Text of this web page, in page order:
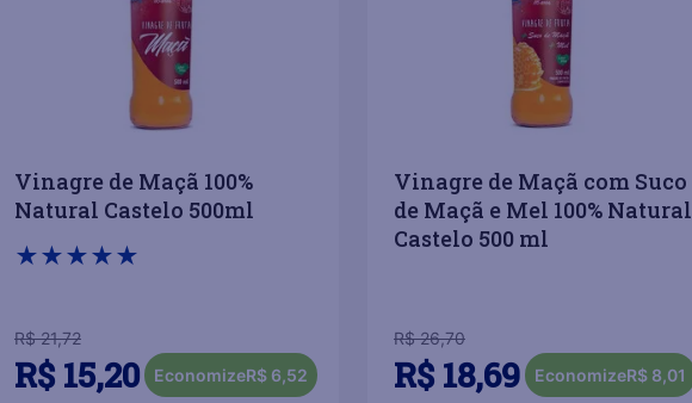
Vinagre de Maçã 100%
Natural Castelo 500ml
★★★★★
R$ 21,72
R$ 15,20 EconomizeR$ 6,52
Vinagre de Maçã com Suco
de Maçã e Mel 100% Natural
Castelo 500 ml
R$ 26,70
R$ 18,69 EconomizeR$ 8,01